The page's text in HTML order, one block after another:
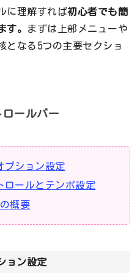
に理解すれば初心者でも簡
す。
まずは上部メニューや
となる5つの主要セクショ
ールバー
プション設定
ロールとテンポ設定
概要
ョン設定